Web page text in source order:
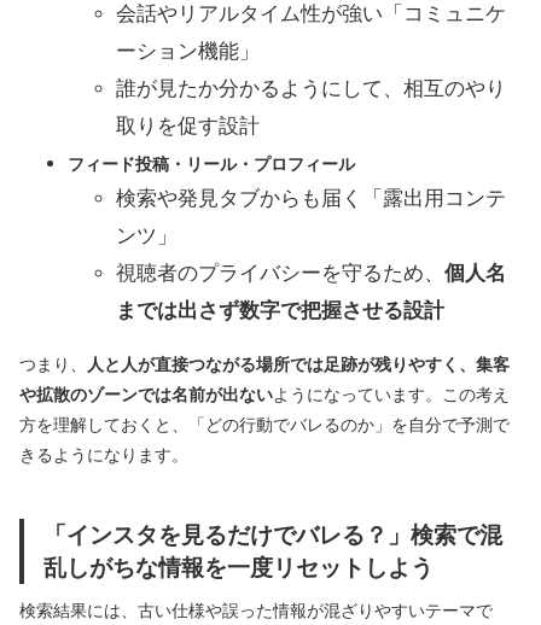
会話やリアルタイム性が強い「コミュニケ
ーション機能」
誰が見たか分かるようにして、相互のやり
取りを促す設計
フィード投稿・リール・プロフィール
検索や発見タブからも届く「露出用コンテ
ンツ」
視聴者のプライバシーを守るため、 個人名
までは出さず数字で把握させる設計
つまり、
人と人が直接つながる場所では足跡が残りやすく、集客
や拡散のゾーンでは名前が出ないようになっています。この考え
方を理解しておくと、「どの行動でバレるのか」を自分で予測で
きるようになります。
「インスタを見るだけでバレる？」検索で混
乱しがちな情報を一度リセットしよう
検索結果には、古い仕様や誤った情報が混ざりやすいテーマで